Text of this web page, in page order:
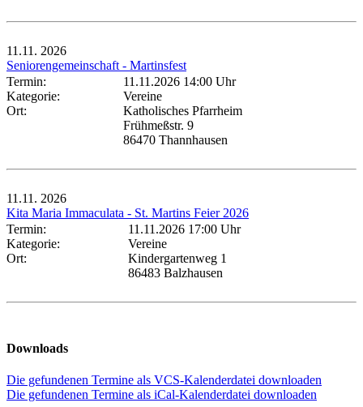
11.11. 2026
Seniorengemeinschaft - Martinsfest
Termin:
11.11.2026 14:00 Uhr
Kategorie:
Vereine
Ort:
Katholisches Pfarrheim
Frühmeßstr. 9
86470 Thannhausen
11.11. 2026
Kita Maria Immaculata - St. Martins Feier 2026
Termin:
11.11.2026 17:00 Uhr
Kategorie:
Vereine
Ort:
Kindergartenweg 1
86483 Balzhausen
Downloads
Die gefundenen Termine als VCS-Kalenderdatei downloaden
Die gefundenen Termine als iCal-Kalenderdatei downloaden